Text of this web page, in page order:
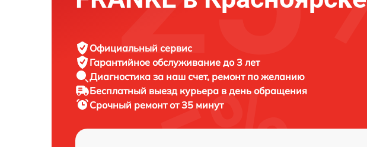
Официальный сервис
Гарантийное обслуживание до 3 лет
Диагностика за наш счет, ремонт по желанию
Бесплатный выезд курьера в день обращения
Срочный ремонтот 35 минут